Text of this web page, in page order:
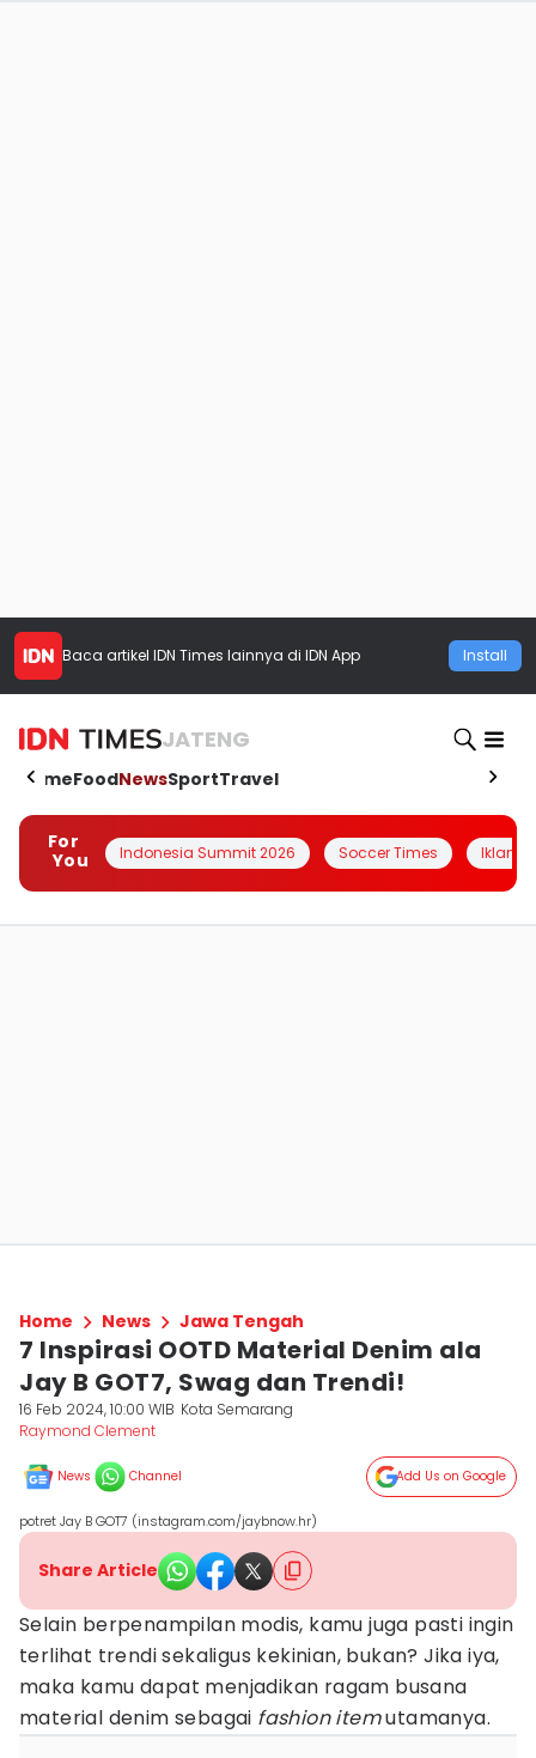
Baca artikel IDN Times lainnya di IDN App Install
JATENG
HomeFoodNewsSportTravel
For
You
Indonesia Summit 2026 Soccer Times Iklanin
Home News Jawa Tengah
7 Inspirasi OOTD Material Denim ala
Jay B GOT7, Swag dan Trendi!
16 Feb 2024, 10:00 WIB Kota Semarang
Raymond Clement
News Channel Add Us on Google
potret Jay B GOT7 (instagram.com/jaybnow.hr)
Share Article
Selain berpenampilan modis, kamu juga pasti ingin
terlihat trendi sekaligus kekinian, bukan? Jika iya,
maka kamu dapat menjadikan ragam busana
material denim sebagai fashion itemutamanya.